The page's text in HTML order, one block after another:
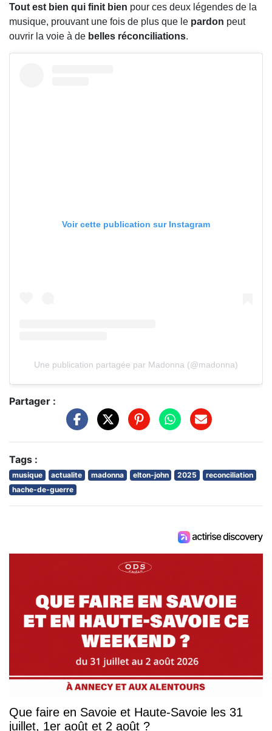
Tout est bien qui finit bien pour ces deux légendes de la
musique, prouvant une fois de plus que le pardon peut
ouvrir la voie à de belles réconciliations.
Voir cette publication sur Instagram
Une publication partagée par Madonna (@madonna)
Partager :
Tags :
musique actualite madonna elton-john 2025
reconciliation
hache-de-guerre
Que faire en Savoie et Haute-Savoie les 31
juillet, 1er août et 2 août ?